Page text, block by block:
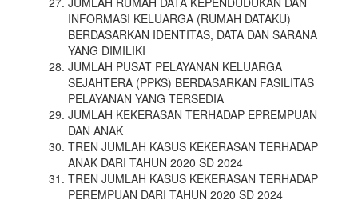
INFORMASI KELUARGA (RUMAH DATAKU)
BERDASARKAN IDENTITAS, DATA DAN SARANA
YANG DIMILIKI
JUMLAH PUSAT PELAYANAN KELUARGA
SEJAHTERA (PPKS) BERDASARKAN FASILITAS
PELAYANAN YANG TERSEDIA
JUMLAH KEKERASAN TERHADAP EPREMPUAN
DAN ANAK
TREN JUMLAH KASUS KEKERASAN TERHADAP
ANAK DARI TAHUN 2020 SD 2024
TREN JUMLAH KASUS KEKERASAN TERHADAP
PEREMPUAN DARI TAHUN 2020 SD 2024